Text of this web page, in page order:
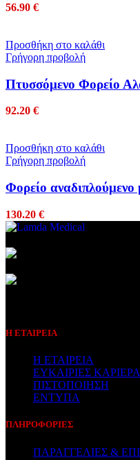
56.90 €
Προσθήκη στο καλάθι
Γρήγορη προβολή
Πτυσσόμενο Φορείο
92.20 €
Προσθήκη στο καλάθι
Γρήγορη προβολή
Φορείο αναδιπλούμενο
130.20 €
Η ΕΤΑΙΡΕΙΑ
Η ΕΤΑΙΡΕΙΑ
ΕΥΚΑΙΡΙΕΣ
ΠΙΣΤΟΠΟΙΗΣΗ
ΕΝΤΥΠΑ
ΠΛΗΡΟΦΟΡΙΕΣ
ΠΑΡΑΓΓΕΛΙΕΣ &